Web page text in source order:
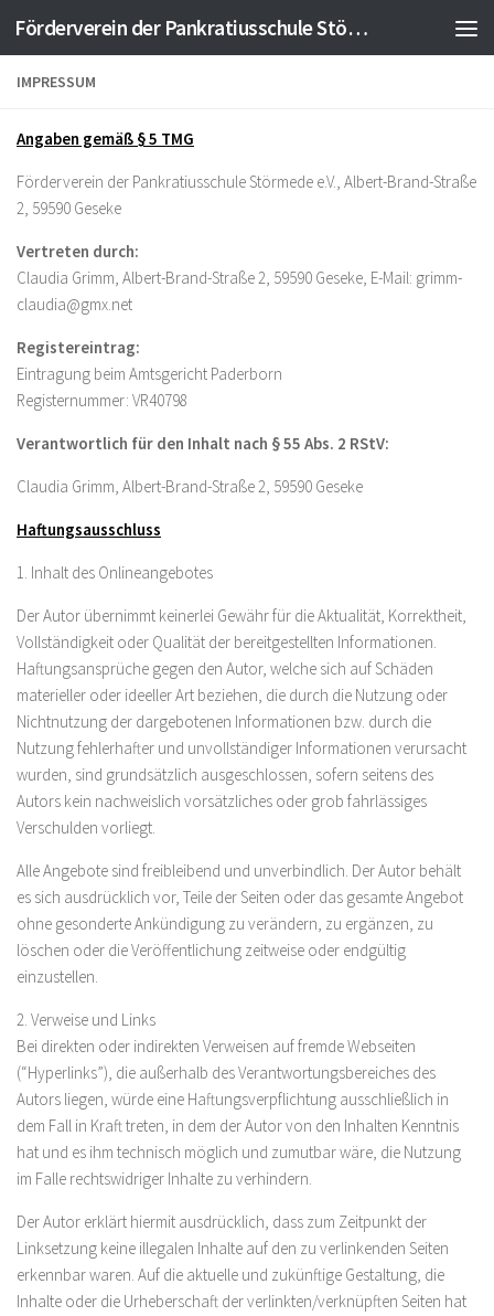
Zum Inhalt springen Förderverein der Pankratiusschule Störmede e.V.
IMPRESSUM
Angaben gemäß § 5 TMG
Förderverein der Pankratiusschule Störmede e.V., Albert-Brand-Straße
2, 59590 Geseke
Vertreten durch:
Claudia Grimm, Albert-Brand-Straße 2, 59590 Geseke, E-Mail: grimm-
claudia@gmx.net
Registereintrag:
Eintragung beim Amtsgericht Paderborn
Registernummer: VR40798
Verantwortlich für den Inhalt nach § 55 Abs. 2 RStV:
Claudia Grimm, Albert-Brand-Straße 2, 59590 Geseke
Haftungsausschluss
1. Inhalt des Onlineangebotes
Der Autor übernimmt keinerlei Gewähr für die Aktualität, Korrektheit,
Vollständigkeit oder Qualität der bereitgestellten Informationen.
Haftungsansprüche gegen den Autor, welche sich auf Schäden
materieller oder ideeller Art beziehen, die durch die Nutzung oder
Nichtnutzung der dargebotenen Informationen bzw. durch die
Nutzung fehlerhafter und unvollständiger Informationen verursacht
wurden, sind grundsätzlich ausgeschlossen, sofern seitens des
Autors kein nachweislich vorsätzliches oder grob fahrlässiges
Verschulden vorliegt.
Alle Angebote sind freibleibend und unverbindlich. Der Autor behält
es sich ausdrücklich vor, Teile der Seiten oder das gesamte Angebot
ohne gesonderte Ankündigung zu verändern, zu ergänzen, zu
löschen oder die Veröffentlichung zeitweise oder endgültig
einzustellen.
2. Verweise und Links
Bei direkten oder indirekten Verweisen auf fremde Webseiten
(“Hyperlinks”), die außerhalb des Verantwortungsbereiches des
Autors liegen, würde eine Haftungsverpflichtung ausschließlich in
dem Fall in Kraft treten, in dem der Autor von den Inhalten Kenntnis
hat und es ihm technisch möglich und zumutbar wäre, die Nutzung
im Falle rechtswidriger Inhalte zu verhindern.
Der Autor erklärt hiermit ausdrücklich, dass zum Zeitpunkt der
Linksetzung keine illegalen Inhalte auf den zu verlinkenden Seiten
erkennbar waren. Auf die aktuelle und zukünftige Gestaltung, die
Inhalte oder die Urheberschaft der verlinkten/verknüpften Seiten hat